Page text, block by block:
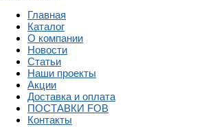
Главная
Каталог
О компании
Новости
Статьи
Наши проекты
Акции
Доставка и оплата
ПОСТАВКИ FOB
Контакты